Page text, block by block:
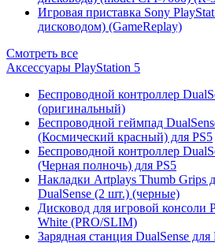
Игровая приставка Sony
дисководом) (GameReplay)
Смотреть все
Аксессуары PlayStation 5
Беспроводной контроллер
(оригинальный)
Беспроводной геймпад
(Космический красный) для PS5
Беспроводной контроллер
(Черная полночь) для PS5
Накладки Artplays Thumb Grips
DualSense (2 шт.) (черные)
Дисковод для игровой консоли
White (PRO/SLIM)
Зарядная станция DualSense для